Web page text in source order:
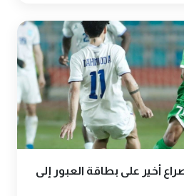
أخير على بطاقة العبور إلى